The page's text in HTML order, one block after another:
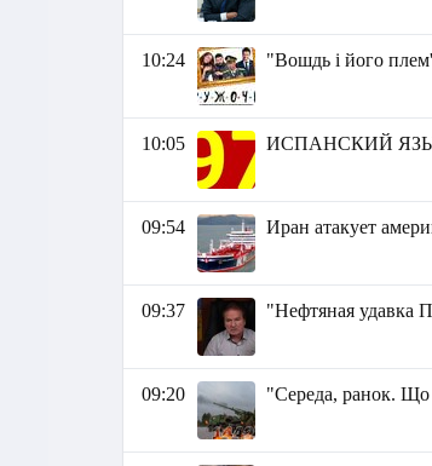
10:24 "Вошдь і його
10:05 ИСПАНСКИЙ
09:54 Иран атакует
09:37 "Нефтяная
09:20 "Середа, ранок. Що